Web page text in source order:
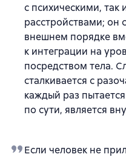
с психическими, так
расстройствами; он
внешнем порядке
к интеграции на
посредством тела.
сталкивается с
каждый раз
по сути, является
Если человек не